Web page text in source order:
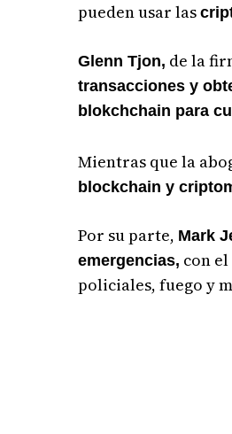
pueden usar las
Glenn Tjon, de la
transacciones y
blokchchain para
Mientras que la
blockchain y
Por su parte, Mark
emergencias, con
policiales, fuego y